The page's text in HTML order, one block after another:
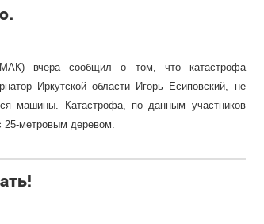
(МАК) вчера сообщил о том, что катастрофа
Иркутской области Игорь Есиповский, не
машины. Катастрофа, по данным участников
25-метровым деревом.